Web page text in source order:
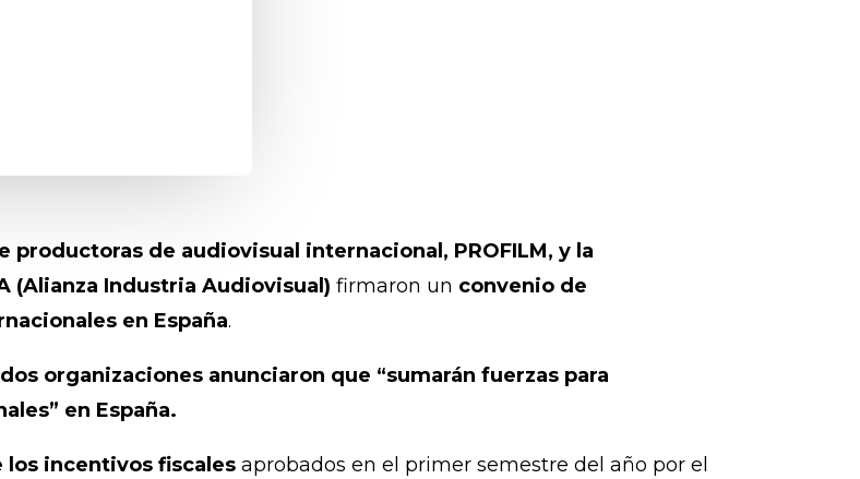
productoras de audiovisual internacional, PROFILM, y la
(Alianza Industria Audiovisual) firmaron un convenio de
en España.
dos organizaciones anunciaron que “sumarán fuerzas para
en España.
incentivos fiscales aprobados en el primer semestre del año por el